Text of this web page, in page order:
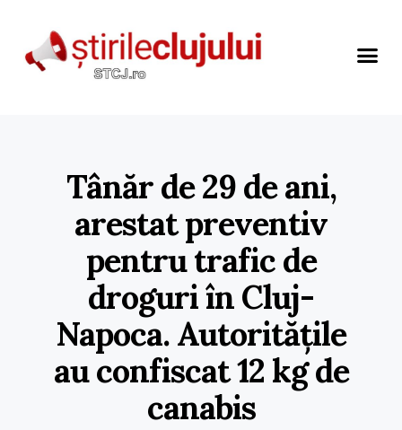
Tânăr de 29 de ani,
arestat preventiv
pentru trafic de
droguri în Cluj-
Napoca. Autoritățile
au confiscat 12 kg de
canabis